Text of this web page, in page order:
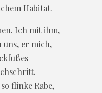
Habitat.
Ich mit ihm,
uns, er mich,
flinke Rabe,